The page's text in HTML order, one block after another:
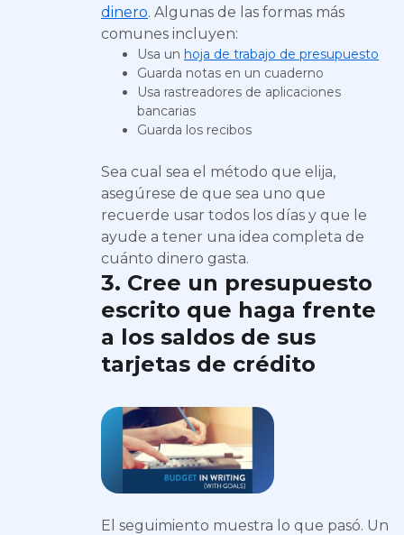
dinero. Algunas de las formas más
comunes incluyen:
Usa un hoja de trabajo de presupuesto
Guarda notas en un cuaderno
Usa rastreadores de aplicaciones
bancarias
Guarda los recibos
Sea cual sea el método que elija,
asegúrese de que sea uno que
recuerde usar todos los días y que le
ayude a tener una idea completa de
cuánto dinero gasta.
3. Cree un presupuesto
escrito que haga frente
a los saldos de sus
tarjetas de crédito
El seguimiento muestra lo que pasó. Un